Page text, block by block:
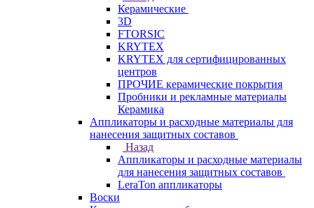
Керамические
3D
FTORSIC
KRYTEX
KRYTEX для сертифицированных
центров
ПРОЧИЕ керамические покрытия
Пробники и рекламные материалы
Керамика
Аппликаторы и расходные материалы для
нанесения защитных составов
Назад
Аппликаторы и расходные материалы
для нанесения защитных составов
LeraTon аппликаторы
Воски